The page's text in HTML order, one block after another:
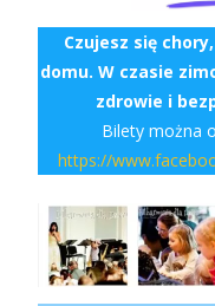
Czujesz się
domu. W czasie
zdrowie i
Bilety można
https://